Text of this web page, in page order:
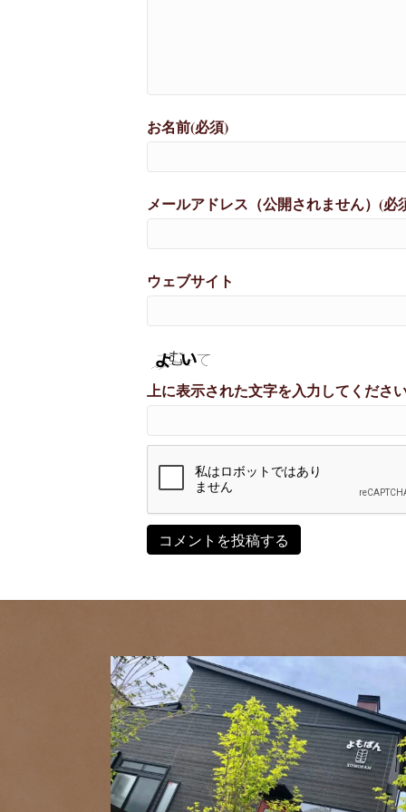
お名前(必須)
メールアドレス（公開されません）(必
ウェブサイト
上に表示された文字を入力してくださ